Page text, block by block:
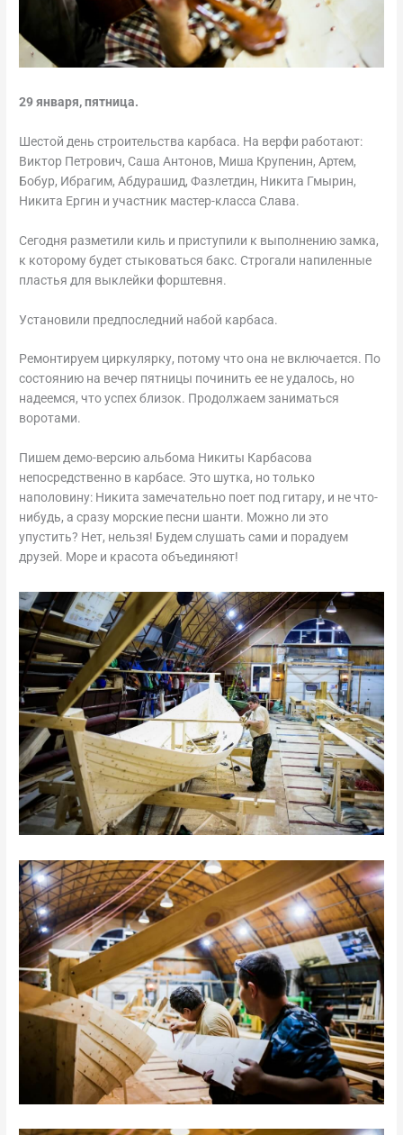
29 января, пятница.
Шестой день строительства карбаса. На верфи работают:
Виктор Петрович, Саша Антонов, Миша Крупенин, Артем,
Бобур, Ибрагим, Абдурашид, Фазлетдин, Никита Гмырин,
Никита Ергин и участник мастер-класса Слава.
Сегодня разметили киль и приступили к выполнению замка,
к которому будет стыковаться бакс. Строгали напиленные
пластья для выклейки форштевня.
Установили предпоследний набой карбаса.
Ремонтируем циркулярку, потому что она не включается. По
состоянию на вечер пятницы починить ее не удалось, но
надеемся, что успех близок. Продолжаем заниматься
воротами.
Пишем демо-версию альбома Никиты Карбасова
непосредственно в карбасе. Это шутка, но только
наполовину: Никита замечательно поет под гитару, и не что-
нибудь, а сразу морские песни шанти. Можно ли это
упустить? Нет, нельзя! Будем слушать сами и порадуем
друзей. Море и красота объединяют!